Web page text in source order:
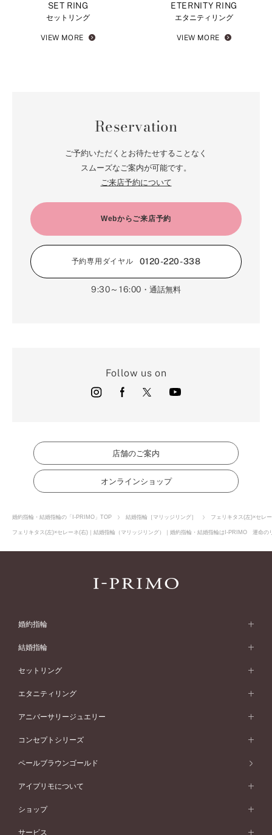
SET RING
セットリング
VIEW MORE
ETERNITY RING
エタニティリング
VIEW MORE
Reservation
ご予約いただくとお待たせすることなく
スムーズなご案内が可能です。
ご来店予約について
Webからご来店予約
予約専用ダイヤル 0120-220-338
9:30～16:00 ・通話無料
Follow us on
店舗のご案内
オンラインショップ
婚約指輪・結婚指輪の「I-PRIMO」TOP 結婚指輪［マリッジリング］ フェリキタス(左)×セレ
フェリキタス(左)×セレーネ(右)｜結婚指輪（マリッジリング）｜婚約指輪・結婚指輪はI-PRIMO 運命
婚約指輪
婚約指輪 (エンゲージリング)
婚約指輪一覧
ピンクゴールド
ペールブラウンゴールド
ウェーブライン
V字ライン
ワンサイドメレ
ダブルサイドメレ
シンプル
フェミニン
モード
50万円台～
40万円台～
30万円台～
婚約指輪 人気ランキング
結婚指輪
結婚指輪 (マリッジリング)
結婚指輪一覧
ピンクゴールド
ペールブラウンゴールド
ウェーブライン
V字ライン
ワンメレ
セベラルメレ
シンプル
フェミニン
モード
50万円～
40万円～50万円
セットリング
セットリング
セットリング一覧
ピンクゴールド
ペールブラウンゴールド
エタニティリング
エタニティリング
エタニティリング一覧
ピンクゴールド
ペールブラウンゴールド
アニバーサリージュエリー
アニバーサリージュエリー
アニバーサリージュエリー一覧
ファッションリング
ブレスレット
コンセプトシリーズ
コンセプトシリーズ
オリジンビリーフ
ペールブラウンゴールド
アイプリモについて
アイプリモについて
パーソナルハンド診断
ショップ
店舗一覧
サービス